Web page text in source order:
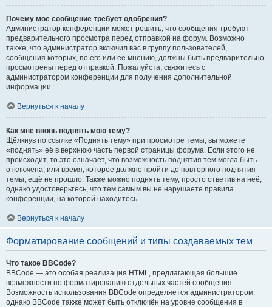
Почему моё сообщение требует одобрения?
Администратор конференции может решить, что сообщения требуют
предварительного просмотра перед отправкой на форум. Возможно
также, что администратор включил вас в группу пользователей,
сообщения которых, по его или её мнению, должны быть предварительно
просмотрены перед отправкой. Пожалуйста, свяжитесь с
администратором конференции для получения дополнительной
информации.
Вернуться к началу
Как мне вновь поднять мою тему?
Щёлкнув по ссылке «Поднять тему» при просмотре темы, вы можете
«поднять» её в верхнюю часть первой страницы форума. Если этого не
происходит, то это означает, что возможность поднятия тем могла быть
отключена, или время, которое должно пройти до повторного поднятия
темы, ещё не прошло. Также можно поднять тему, просто ответив на неё,
однако удостоверьтесь, что тем самым вы не нарушаете правила
конференции, на которой находитесь.
Вернуться к началу
Форматирование сообщений и типы создаваемых тем
Что такое BBCode?
BBCode — это особая реализация HTML, предлагающая большие
возможности по форматированию отдельных частей сообщения.
Возможность использования BBCode определяется администратором,
однако BBCode также может быть отключён на уровне сообщения в